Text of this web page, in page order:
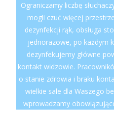
Ograniczamy liczbę
mogli czuć więcej
dezynfekcji rąk, obsługa
jednorazowe, po każdym
dezynfekujemy główne
kontakt widzowie.
o stanie zdrowia i braku
wielkie sale dla Waszego
wprowadzamy